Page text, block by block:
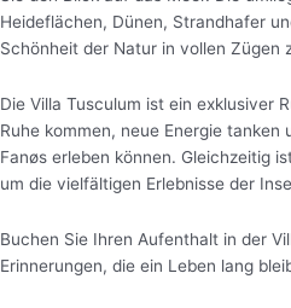
Heideflächen, Dünen, Strandhafer
Schönheit der Natur in vollen Zügen
Die Villa Tusculum ist ein exklusiver
Ruhe kommen, neue Energie tanken
Fanøs erleben können. Gleichzeitig
um die vielfältigen Erlebnisse der
Buchen Sie Ihren Aufenthalt in der
Erinnerungen, die ein Leben lang